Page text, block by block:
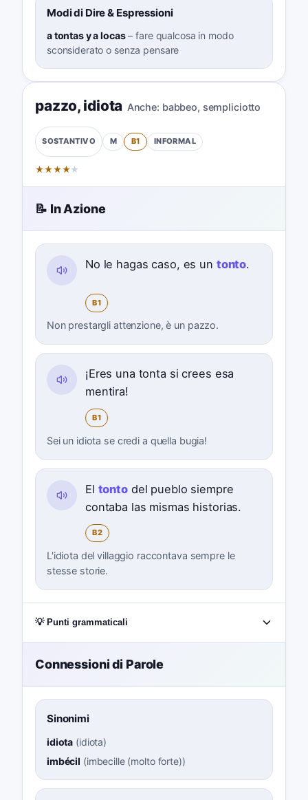
Modi di Dire & Espressioni
a tontas y a locas–fare qualcosa in modo
sconsiderato o senza pensare
pazzo, idiota Anche: babbeo, sempliciotto
SOSTANTIVO M B1 INFORMAL
★★★★★
📝 In Azione
No le hagas caso, es un tonto.
B1
Non prestargli attenzione, è un pazzo.
¡Eres una tonta si crees esa
mentira!
B1
Sei un idiota se credi a quella bugia!
El tontodel pueblo siempre
contaba las mismas historias.
B2
L'idiota del villaggio raccontava sempre le
stesse storie.
💡 Punti grammaticali
Connessioni di Parole
Sinonimi
idiota (idiota)
imbécil (imbecille (molto forte))